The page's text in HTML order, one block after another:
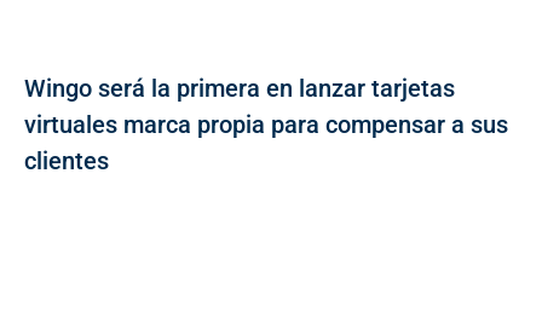
Wingo será la primera en lanzar tarjetas
virtuales marca propia para compensar a sus
clientes